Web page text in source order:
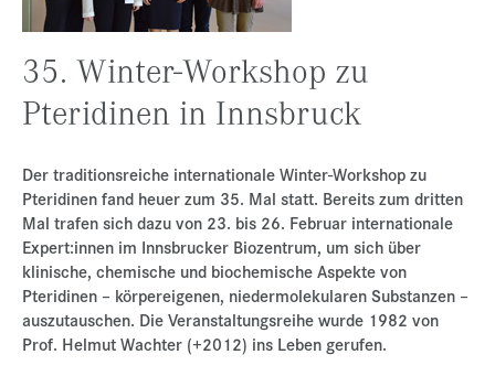
Events
Datenschutz
Service-Links
de |en
35. Winter-Workshop zu
Pteridinen in Innsbruck
Der traditionsreiche internationale Winter-Workshop zu
Pteridinen fand heuer zum 35. Mal statt. Bereits zum dritten
Mal trafen sich dazu von 23. bis 26. Februar internationale
Expert:innen im Innsbrucker Biozentrum, um sich über
klinische, chemische und biochemische Aspekte von
Pteridinen – körpereigenen, niedermolekularen Substanzen –
auszutauschen. Die Veranstaltungsreihe wurde 1982 von
Prof. Helmut Wachter (+2012) ins Leben gerufen.